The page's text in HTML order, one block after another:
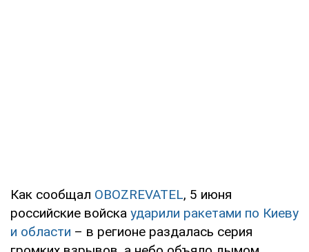
Как сообщал OBOZREVATEL, 5 июня
российские войска ударили ракетами по Киеву
и области – в регионе раздалась серия